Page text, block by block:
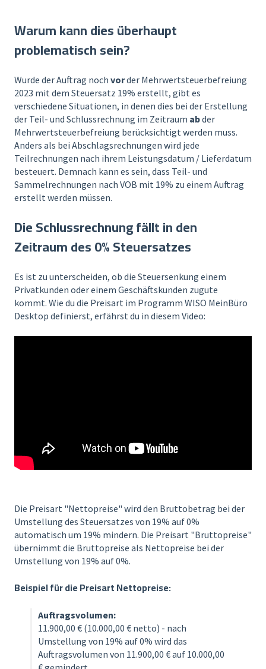
Warum kann dies überhaupt
problematisch sein?
Wurde der Auftrag noch vorder Mehrwertsteuerbefreiung
2023 mit dem Steuersatz 19% erstellt, gibt es
verschiedene Situationen, in denen dies bei der Erstellung
der Teil- und Schlussrechnung im Zeitraum abder
Mehrwertsteuerbefreiung berücksichtigt werden muss.
Anders als bei Abschlagsrechnungen wird jede
Teilrechnungen nach ihrem Leistungsdatum / Lieferdatum
besteuert. Demnach kann es sein, dass Teil- und
Sammelrechnungen nach VOB mit 19% zu einem Auftrag
erstellt werden müssen.
Die Schlussrechnung fällt in den
Zeitraum des 0% Steuersatzes
Es ist zu unterscheiden, ob die Steuersenkung einem
Privatkunden oder einem Geschäftskunden zugute
kommt. Wie du die Preisart im Programm WISO MeinBüro
Desktop definierst, erfährst du in diesem Video:
Die Preisart "Nettopreise" wird den Bruttobetrag bei der
Umstellung des Steuersatzes von 19% auf 0%
automatisch um 19% mindern. Die Preisart "Bruttopreise"
übernimmt die Bruttopreise als Nettopreise bei der
Umstellung von 19% auf 0%.
Beispiel für die Preisart Nettopreise:
Auftragsvolumen:
11.900,00 € (10.000,00 € netto) - nach
Umstellung von 19% auf 0% wird das
Auftragsvolumen von 11.900,00 € auf 10.000,00